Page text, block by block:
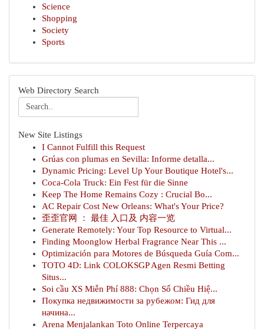
Science
Shopping
Society
Sports
Web Directory Search
New Site Listings
I Cannot Fulfill this Request
Grúas con plumas en Sevilla: Informe detalla...
Dynamic Pricing: Level Up Your Boutique Hotel's...
Coca-Cola Truck: Ein Fest für die Sinne
Keep The Home Remains Cozy : Crucial Bo...
AC Repair Cost New Orleans: What's Your Price?
歪歪官网 ： 最佳 入口及 内容一览
Generate Remotely: Your Top Resource to Virtual...
Finding Moonglow Herbal Fragrance Near This ...
Optimización para Motores de Búsqueda Guía Com...
TOTO 4D: Link COLOKSGP Agen Resmi Betting
Situs...
Soi cầu XS Miễn Phí 888: Chọn Số Chiều Hiệ...
Покупка недвижимости за рубежом: Гид для
начина...
Arena Menjalankan Toto Online Terpercaya